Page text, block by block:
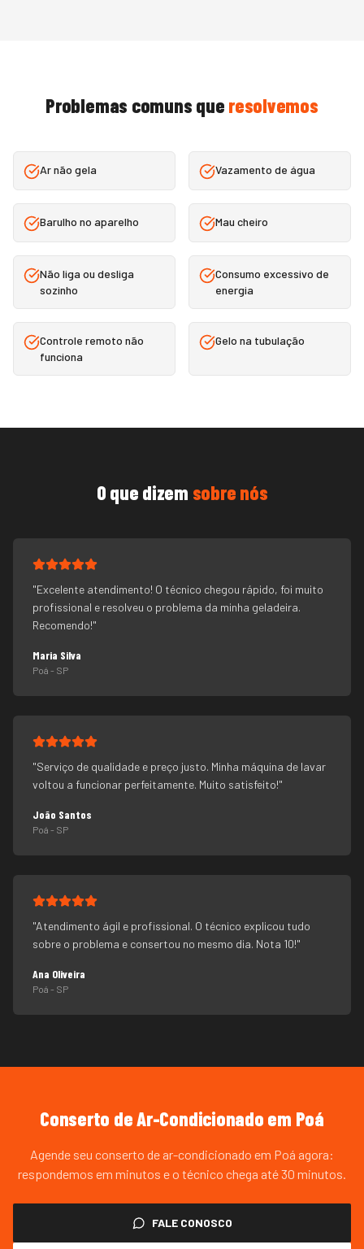
Problemas comuns que resolvemos
Ar não gela Vazamento de água
Barulho no aparelho Mau cheiro
Não liga ou desliga
sozinho
Consumo excessivo de
energia
Controle remoto não
funciona
Gelo na tubulação
O que dizem sobre nós
"Excelente atendimento! O técnico chegou rápido, foi muito
profissional e resolveu o problema da minha geladeira.
Recomendo!"
Maria Silva
Poá - SP
"Serviço de qualidade e preço justo. Minha máquina de lavar
voltou a funcionar perfeitamente. Muito satisfeito!"
João Santos
Poá - SP
"Atendimento ágil e profissional. O técnico explicou tudo
sobre o problema e consertou no mesmo dia. Nota 10!"
Ana Oliveira
Poá - SP
Conserto de Ar-Condicionado em Poá
Agende seu conserto de ar-condicionado em Poá agora:
respondemos em minutos e o técnico chega até 30 minutos.
FALE CONOSCO